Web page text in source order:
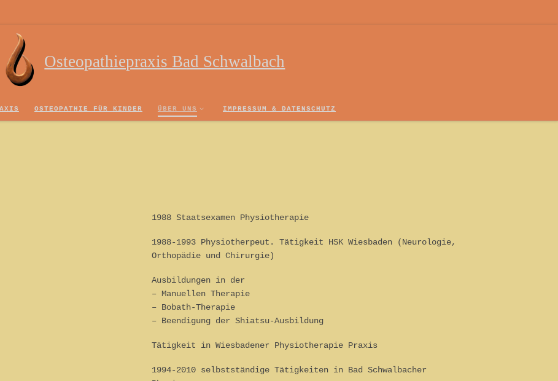
Osteopathiepraxis Bad Schwalbach
OSTEOPATHIE FÜR KINDER ÜBER UNS IMPRESSUM & DATENSCHUTZ
1988 Staatsexamen Physiotherapie
1988-1993 Physiotherpeut. Tätigkeit HSK Wiesbaden (Neurologie,
Orthopädie und Chirurgie)
Ausbildungen in der
– Manuellen Therapie
– Bobath-Therapie
– Beendigung der Shiatsu-Ausbildung
Tätigkeit in Wiesbadener Physiotherapie Praxis
1994-2010 selbstständige Tätigkeiten in Bad Schwalbacher